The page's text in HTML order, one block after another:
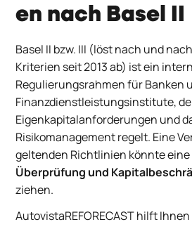
en nach Basel II
Basel II bzw. III (löst nach und
Kriterien seit 2013 ab) ist ein
Regulierungsrahmen für Banken
Finanzdienstleistungsinstitute,
Eigenkapitalanforderungen und
Risikomanagement regelt. Eine
geltenden Richtlinien könnte eine
Überprüfung und
ziehen.
AutovistaREFORECAST hilft